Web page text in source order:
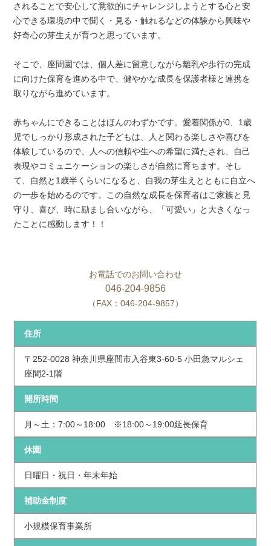
されることで安心して意欲的にチャレンジしようとする心と安
心できる環境の中で聞く・見る・触れるなどの体験から興味や
好奇心の芽生えが育つと思っています。
そこで、座間園では、個人差に留意しながら離乳や歩行の完成
に向けた保育を進める中で、健やかな成長を保護者様と連携を
取りながら進めています。
赤ちゃんにできることはほんのわずかです。愛着関係が0、1歳
児でしっかり形成された子どもは、人と関わる楽しさや喜びを
体験しているので、人への信頼や生への希望に満たされ、自己
表現やコミュニケーションの楽しさが自然に育ちます。そし
て、自然と1歳半くらいになると、自我の芽生えとともに自立へ
の一歩を始めるのです。この自然な成長を保育者はご家族と見
守り、喜び、時に励まし合いながら、「可愛い」と大きくなっ
たことに感動します！！
お電話でのお問い合わせ
046-204-9856
（FAX：046-204-9857）
住所
〒252-0028 神奈川県座間市入谷東3-60-5 小田急マルシェ
座間2-1階
開所時間
月～土：7:00～18:00 ※18:00～19:00延長保育
休園
日曜日・祝日・年末年始
補助金制度
小規模保育事業所